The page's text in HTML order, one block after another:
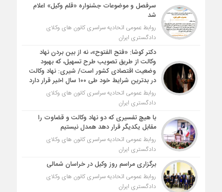
سرفصل و موضوعات جشنواره «قلم وکیل» اعلام
شد
روابط عمومی اتحادیه سراسری کانون های وکلای
دادگستری ایران
دکتر کوشا: «فتح الفتوح»، نه از بین بردن نهاد
وکالت از طریق تصویب طرح تسهیل، که بهبود
وضعیت اقتصادی کشور است/ شیری: نهاد وکالت
در بدترین شرایط خود طی ۱۰۰ سال اخیر قرار دارد
روابط عمومی اتحادیه سراسری کانون های وکلای
دادگستری ایران
با هیچ تفسیری که دو نهاد وکالت و قضاوت را
مقابل یکدیگر قرار دهد همدل نیستیم
روابط عمومی اتحادیه سراسری کانون های وکلای
دادگستری ایران
برگزاری مراسم روز وکیل در خراسان شمالی
روابط عمومی اتحادیه سراسری کانون های وکلای
دادگستری ایران